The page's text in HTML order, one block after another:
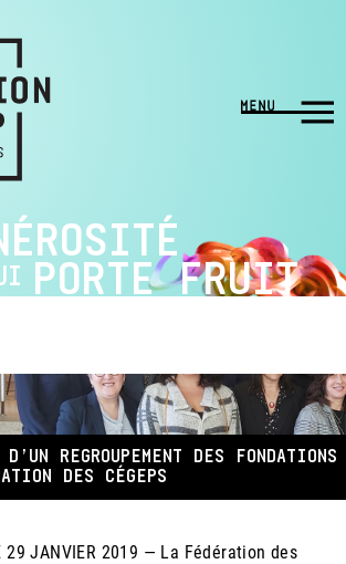
PORTE FRUIT
D’UN REGROUPEMENT DES
DES CÉGEPS
29 JANVIER 2019 — La Fédération des